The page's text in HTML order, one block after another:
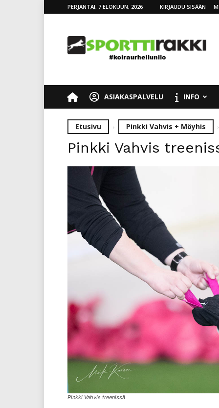
PERJANTAI, 7 ELOKUUN, 2026 KIRJAUDU SISÄÄN
ASIAKASPALVELU INFO
Etusivu Pinkki Vahvis + Möyhis
Pinkki Vahvis
Pinkki Vahvis treenissä